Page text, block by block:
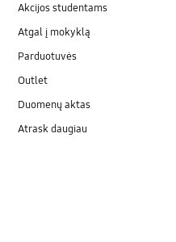
Akcijos studentams
Atgal į mokyklą
Parduotuvės
Outlet
Duomenų aktas
Atrask daugiau